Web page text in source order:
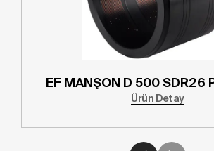
EF MANŞON D 500 SDR26
Ürün Detay